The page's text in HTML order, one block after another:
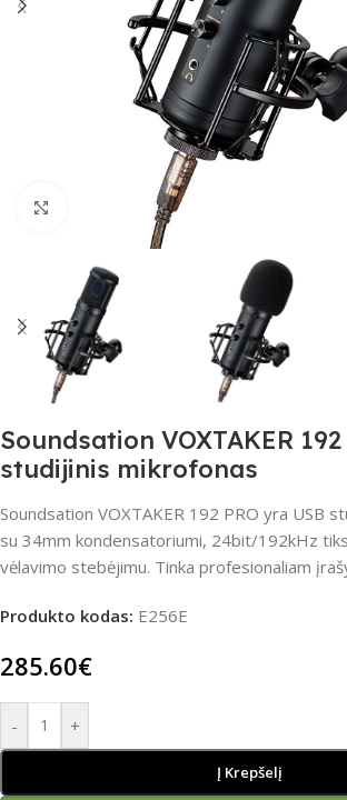
Spustelėkite, jei norite padidinti
Soundsation VOXTAKER 192
studijinis mikrofonas
Soundsation VOXTAKER 192 PRO yra USB
su 34mm kondensatoriumi, 24bit/192kHz
vėlavimo stebėjimu. Tinka profesionaliam
Produkto kodas: E256E
285.60€
- +
Į Krepšelį